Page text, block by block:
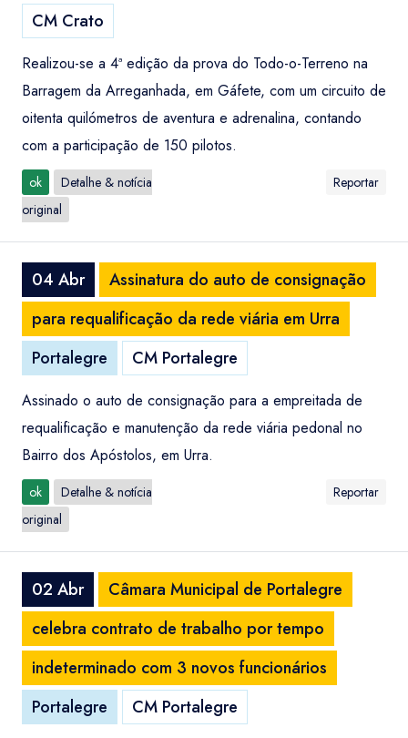
CM Crato
Realizou-se a 4ª edição da prova do Todo-o-Terreno na
Barragem da Arreganhada, em Gáfete, com um circuito de
oitenta quilómetros de aventura e adrenalina, contando
com a participação de 150 pilotos.
ok
Detalhe & notícia
original
Reportar
04 Abr
Assinatura do auto de consignação
para requalificação da rede viária em Urra
Portalegre
CM Portalegre
Assinado o auto de consignação para a empreitada de
requalificação e manutenção da rede viária pedonal no
Bairro dos Apóstolos, em Urra.
ok
Detalhe & notícia
original
Reportar
02 Abr
Câmara Municipal de Portalegre
celebra contrato de trabalho por tempo
indeterminado com 3 novos funcionários
Portalegre
CM Portalegre